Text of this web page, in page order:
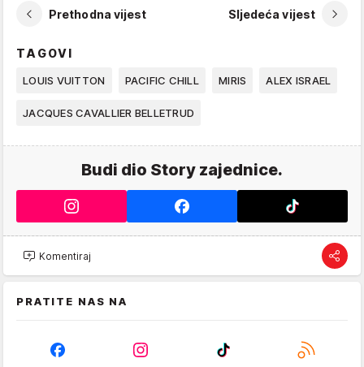
Prethodna vijest Sljedeća vijest
TAGOVI
LOUIS VUITTON PACIFIC CHILL MIRIS ALEX ISRAEL
JACQUES CAVALLIER BELLETRUD
Budi dio Story zajednice.
Komentiraj
PRATITE NAS NA